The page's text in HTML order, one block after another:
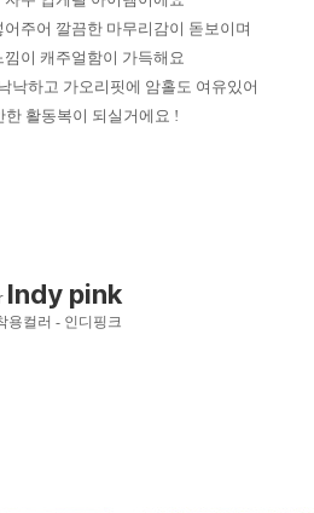
주어 깔끔한 마무리감이 돋보이며
낌이 캐주얼함이 가득해요
낙하고 가오리핏에 암홀도 여유있어
한 활동복이 되실거에요 !
Indy pink
용컬러 - 인디핑크